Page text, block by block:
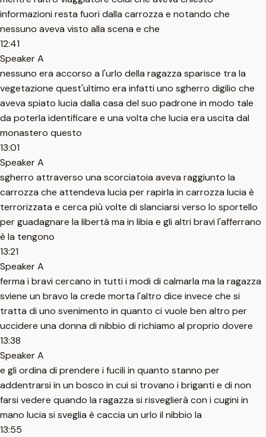
informazioni resta fuori dalla carrozza e notando che
nessuno aveva visto alla scena e che
12:41
Speaker A
nessuno era accorso a l'urlo della ragazza sparisce tra la
vegetazione quest'ultimo era infatti uno sgherro digilio che
aveva spiato lucia dalla casa del suo padrone in modo tale
da poterla identificare e una volta che lucia era uscita dal
monastero questo
13:01
Speaker A
sgherro attraverso una scorciatoia aveva raggiunto la
carrozza che attendeva lucia per rapirla in carrozza lucia è
terrorizzata e cerca più volte di slanciarsi verso lo sportello
per guadagnare la libertà ma in libia e gli altri bravi l'afferrano
è la tengono
13:21
Speaker A
ferma i bravi cercano in tutti i modi di calmarla ma la ragazza
sviene un bravo la crede morta l'altro dice invece che si
tratta di uno svenimento in quanto ci vuole ben altro per
uccidere una donna di nibbio di richiamo al proprio dovere
13:38
Speaker A
e gli ordina di prendere i fucili in quanto stanno per
addentrarsi in un bosco in cui si trovano i briganti e di non
farsi vedere quando la ragazza si risveglierà con i cugini in
mano lucia si sveglia è caccia un urlo il nibbio la
13:55